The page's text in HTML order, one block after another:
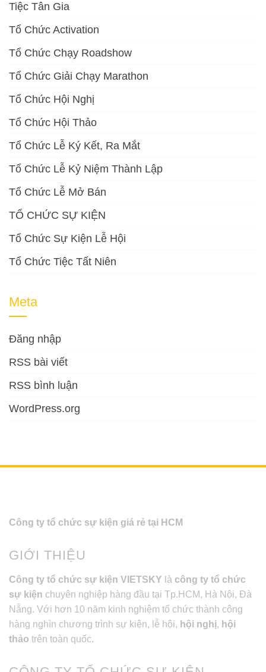
Tiệc Tân Gia
Tổ Chức Activation
Tổ Chức Chạy Roadshow
Tổ Chức Giải Chạy Marathon
Tổ Chức Hội Nghị
Tổ Chức Hội Thảo
Tổ Chức Lễ Ký Kết, Ra Mắt
Tổ Chức Lễ Kỷ Niệm Thành Lập
Tổ Chức Lễ Mở Bán
TỔ CHỨC SỰ KIỆN
Tổ Chức Sự Kiện Lễ Hội
Tổ Chức Tiệc Tất Niên
Meta
Đăng nhập
RSS bài viết
RSS bình luận
WordPress.org
Công ty tổ chức sự kiện giá rẻ tại HCM
GIỚI THIỆU
Công ty tổ chức sự kiện VIETSKY là công ty tổ chức
sự kiện chuyên nghiệp hàng đầu tại Tp.HCM, Hà Nội, Đà
Nẵng. Với hơn 10 năm kinh nghiệm tổ chức thành công
hàng nghìn chương trình sự kiện, lễ hội, hội nghị, hội
thảo trên toàn quốc.